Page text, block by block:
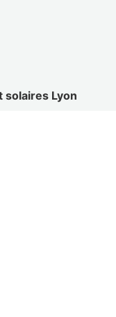
solaires Lyon